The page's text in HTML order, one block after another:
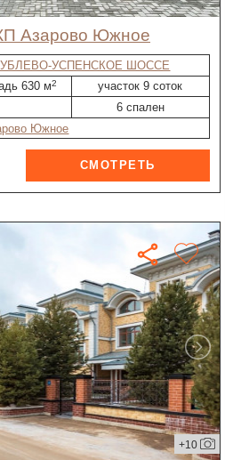
КП Азарово Южное
УСПЕНСКОЕ ШОССЕ
630 м2
участок 9 соток
6 спален
Южное
+10